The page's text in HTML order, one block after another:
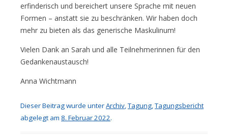
erfinderisch und bereichert unsere Sprache mit neuen
Formen – anstatt sie zu beschränken. Wir haben doch
mehr zu bieten als das generische Maskulinum!
Vielen Dank an Sarah und alle Teilnehmerinnen für den
Gedankenaustausch!
Anna Wichtmann
Dieser Beitrag wurde unterArchiv,Tagung,Tagungsbericht
abgelegt am 8. Februar 2022.